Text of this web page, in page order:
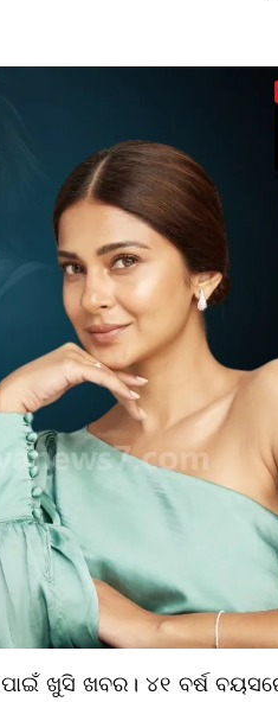
ଖୁସି ଖବର। ୪୧ ବର୍ଷ